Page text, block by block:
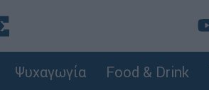
Ψυχαγωγία Food & Drink